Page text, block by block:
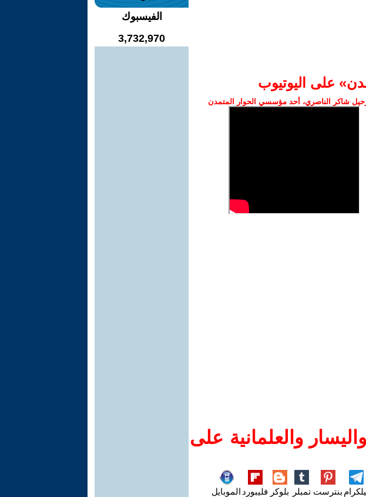
على اليوتيوب
شاكر الناصري، أحد مؤسسي الحوار المتمدن
والعلمانية على
بنترست تمبلر بلوكر فليبورد الموبايل
الفيسبوك
3,732,970